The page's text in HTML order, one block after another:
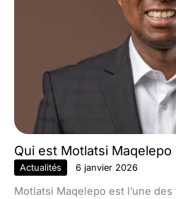
Qui est Motlatsi Maqelepo
Actualités 6 janvier 2026
Motlatsi Maqelepo est l’une